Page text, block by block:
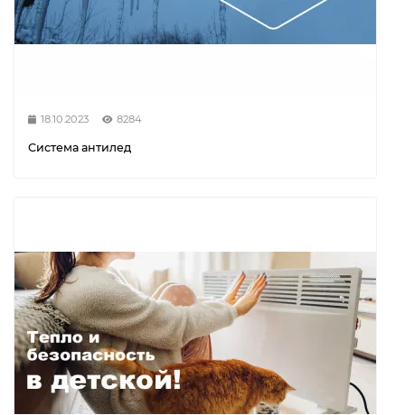
18.10.2023 8284
Система антилед